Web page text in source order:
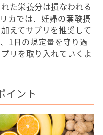
た栄養分は損なわれる
カでは、妊婦の葉酸摂
えてサプリを推奨して
1日の規定量を守り過
リを取り入れていくよ
イント